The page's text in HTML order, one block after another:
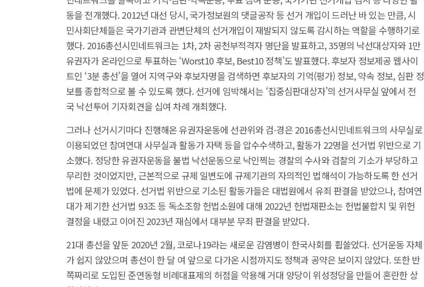
동을 전개했다. 2012년 대선 당시, 국가정보원의 댓글공작 등 선거 개입이 드러난 바 있는 만큼, 시
민사회단체들은 국가기관과 관변단체의 선거개입이 재발되지 않도록 감시하는 역할을 수행하기로
했다. 2016총선시민네트워크는 1차, 2차 공천부적격자 명단을 발표하고, 35명의 낙선대상자와 1만
유권자가 온라인으로 투표하는 ‘Worst10 후보, Best10 정책’도 발표했다. 후보자 정보제공 웹사이
트인 ‘3분 총선’을 열어 지역구와 후보자명을 검색하면 후보자의 기억(평가) 정보, 약속 정보, 심판 정
보를 종합적으로 볼 수 있도록 했다. 선거에 임박해서는 ‘집중심판대상자’의 선거사무실 앞에서 전
국 낙선투어 기자회견을 십여 차례 개최했다.
그러나 선거시기마다 진행해온 유권자운동에 선관위와 검⋅경은 2016총선시민네트워크의 사무실로
이용되었던 참여연대 사무실과 활동가 자택 등을 압수수색하고, 활동가 22명을 선거법 위반으로 기
소했다. 정당한 유권자운동을 불법 낙선운동으로 낙인찍는 경찰의 수사와 검찰의 기소가 부당하고
무리한 것이었지만, 근본적으로 규제 일변도에 규제기관의 자의적인 법해석이 가능하도록 한 선거
법에 문제가 있었다. 선거법 위반으로 기소된 활동가들은 대법원에서 유죄 판결을 받았으나, 참여연
대가 제기한 선거법 93조 등 독소조항 헌법소원에 대해 2022년 헌법재판소는 헌법불합치 및 위헌
결정을 내렸고 이어진 2023년 재심에서 대부분 무죄 판결을 받았다.
21대 총선을 앞둔 2020년 2월, 코로나19라는 새로운 감염병이 한국사회를 휩쓸었다. 선거운동 자체
가 쉽지 않았으며 총선이 한 달 여 앞으로 다가온 시점까지도 정책과 공약은 보이지 않았다. 또한 반
쪽짜리로 도입된 준연동형 비례대표제의 허점을 악용해 거대 양당이 위성정당을 만들어 혼란한 상